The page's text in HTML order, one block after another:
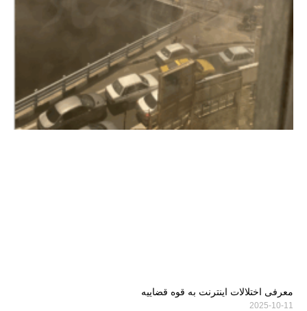
معرفی اختلالات اینترنت به قوه قضاییه
2025-10-11